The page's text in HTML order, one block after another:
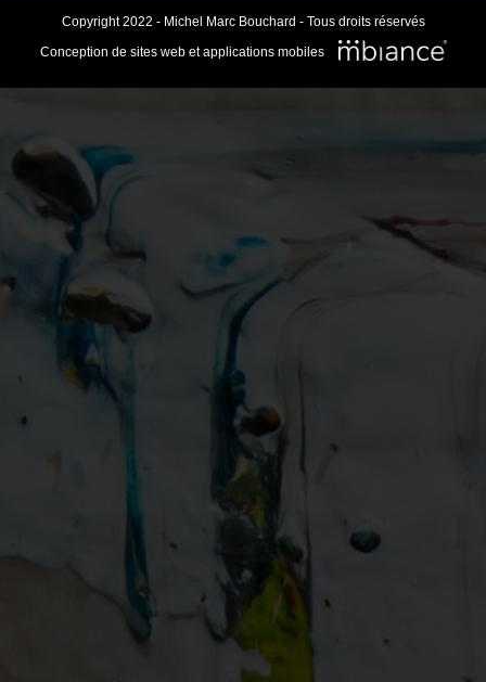
Copyright 2022 - Michel Marc Bouchard - Tous droits réservés
Conception de sites web et applications mobiles